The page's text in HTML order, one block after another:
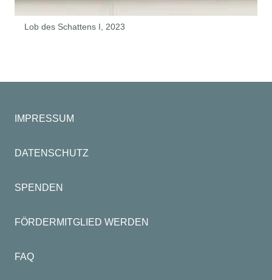
Lob des Schattens I, 2023
IMPRESSUM
DATENSCHUTZ
SPENDEN
FÖRDERMITGLIED WERDEN
FAQ